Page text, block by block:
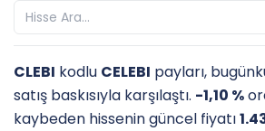
CLEBI kodlu CELEBI payları,
satış baskısıyla karşılaştı. -1,10 %
kaybeden hissenin güncel fiyatı